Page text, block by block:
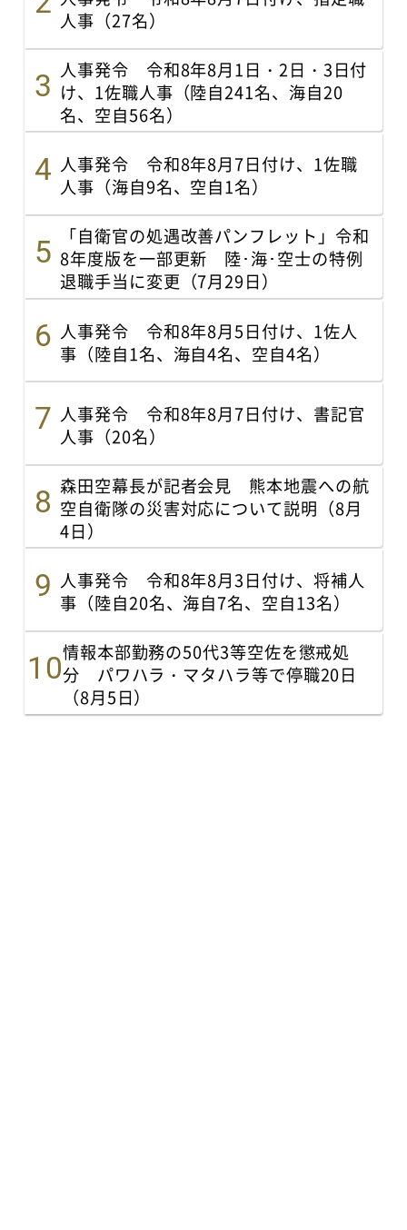
人事（27名）
人事発令 令和8年8月1日・2日・3日付
け、1佐職人事（陸自241名、海自20
名、空自56名）
人事発令 令和8年8月7日付け、1佐職
人事（海自9名、空自1名）
「自衛官の処遇改善パンフレット」令和
8年度版を一部更新 陸･海･空士の特例
退職手当に変更（7月29日）
人事発令 令和8年8月5日付け、1佐人
事（陸自1名、海自4名、空自4名）
人事発令 令和8年8月7日付け、書記官
人事（20名）
森田空幕長が記者会見 熊本地震への航
空自衛隊の災害対応について説明（8月
4日）
人事発令 令和8年8月3日付け、将補人
事（陸自20名、海自7名、空自13名）
情報本部勤務の50代3等空佐を懲戒処
分 パワハラ・マタハラ等で停職20日
（8月5日）